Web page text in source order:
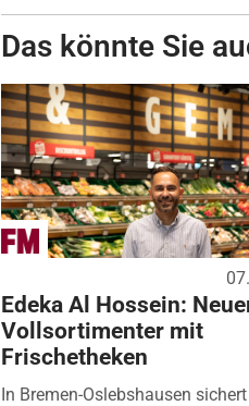
Das könnte Sie
Edeka Al Hossein:
Vollsortimenter mit
Frischetheken
In Bremen-Oslebshausen